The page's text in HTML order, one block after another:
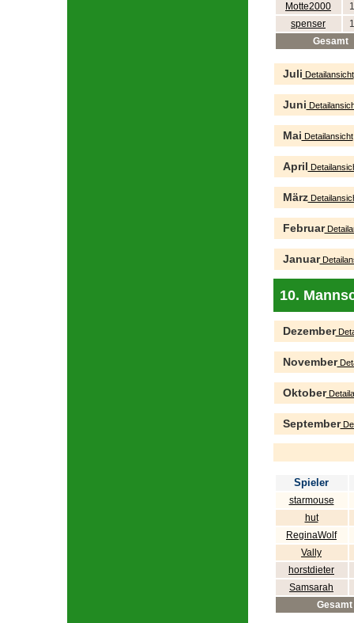
Motte2000
spenser
Gesamt
Juli Detailansicht
Juni
Mai Detailansicht
April
März
Februar
Januar
10.
Dezember
November
Oktober
September
Spieler
starmouse
hut
ReginaWolf
Vally
horstdieter
Samsarah
Gesamt